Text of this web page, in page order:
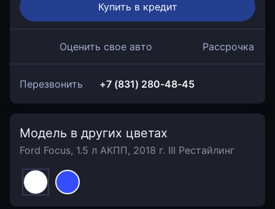
Купить в кредит
Оценить свое авто Рассрочка
+7 (831) 280-48-45
Перезвонить
Модель в других цветах
Ford Focus, 1.5 л АКПП, 2018 г. III Рестайлинг